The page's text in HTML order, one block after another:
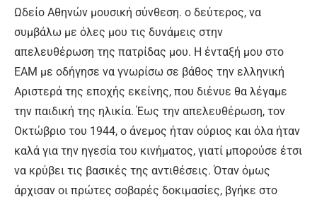
Ωδείο Αθηνών μουσική σύνθεση. ο δεύτερος, να
συμβάλω με όλες μου τις δυνάμεις στην
απελευθέρωση της πατρίδας μου. Η ένταξή μου στο
ΕΑΜ με οδήγησε να γνωρίσω σε βάθος την ελληνική
Αριστερά της εποχής εκείνης, που διένυε θα λέγαμε
την παιδική της ηλικία. Έως την απελευθέρωση, τον
Οκτώβριο του 1944, ο άνεμος ήταν ούριος και όλα ήταν
καλά για την ηγεσία του κινήματος, γιατί μπορούσε έτσι
να κρύβει τις βασικές της αντιθέσεις. Όταν όμως
άρχισαν οι πρώτες σοβαρές δοκιμασίες, βγήκε στο